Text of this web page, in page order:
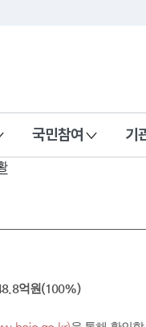
국민참여 기
억원(100%)